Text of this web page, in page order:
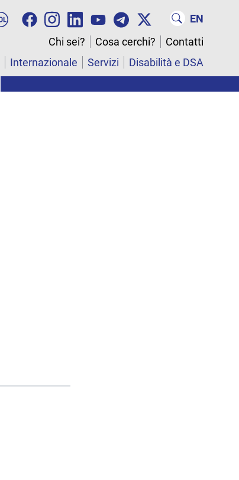
EN
Chi sei?
Cosa cerchi?
Contatti
Internazionale Servizi Disabilità e DSA